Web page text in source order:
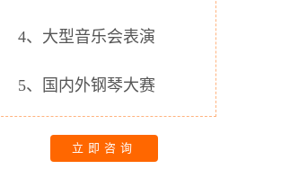
4、大型音乐会表演
5、国内外钢琴大赛
立即咨询